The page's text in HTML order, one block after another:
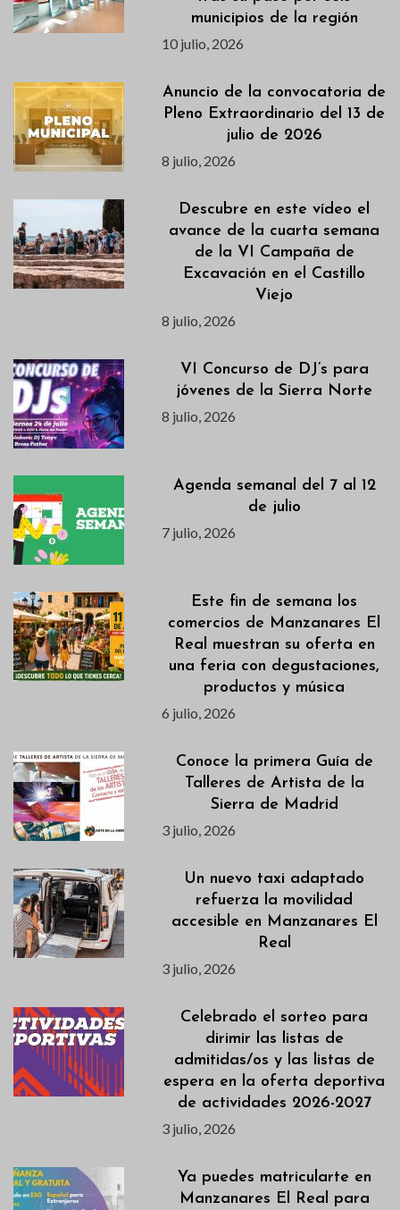
municipios de la región
10 julio, 2026
Anuncio de la convocatoria de
Pleno Extraordinario del 13 de
julio de 2026
8 julio, 2026
Descubre en este vídeo el
avance de la cuarta semana
de la VI Campaña de
Excavación en el Castillo
Viejo
8 julio, 2026
VI Concurso de DJ’s para
jóvenes de la Sierra Norte
8 julio, 2026
Agenda semanal del 7 al 12
de julio
7 julio, 2026
Este fin de semana los
comercios de Manzanares El
Real muestran su oferta en
una feria con degustaciones,
productos y música
6 julio, 2026
Conoce la primera Guía de
Talleres de Artista de la
Sierra de Madrid
3 julio, 2026
Un nuevo taxi adaptado
refuerza la movilidad
accesible en Manzanares El
Real
3 julio, 2026
Celebrado el sorteo para
dirimir las listas de
admitidas/os y las listas de
espera en la oferta deportiva
de actividades 2026-2027
3 julio, 2026
Ya puedes matricularte en
Manzanares El Real para